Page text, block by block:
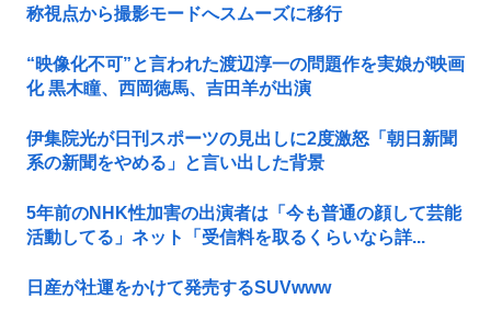
称視点から撮影モードへスムーズに移行
“映像化不可”と言われた渡辺淳一の問題作を実娘が映画
化 黒木瞳、西岡徳馬、吉田羊が出演
伊集院光が日刊スポーツの見出しに2度激怒「朝日新聞
系の新聞をやめる」と言い出した背景
5年前のNHK性加害の出演者は「今も普通の顔して芸能
活動してる」ネット「受信料を取るくらいなら詳...
日産が社運をかけて発売するSUVwww